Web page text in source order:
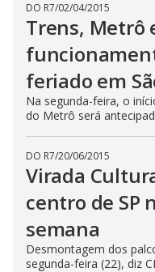
DO R7/02/04/2015
Trens, Metrô
feriado em
Na segunda-feira, o
do Metrô será
DO R7/20/06/2015
Virada
centro de SP
semana
Desmontagem dos
segunda-feira (22), diz